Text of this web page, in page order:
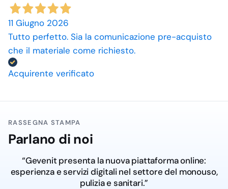
11 Giugno 2026
Tutto perfetto. Sia la comunicazione pre-acquisto
che il materiale come richiesto.
Acquirente verificato
RASSEGNA STAMPA
Parlano di noi
“Gevenit presenta la nuova piattaforma online:
esperienza e servizi digitali nel settore del monouso,
pulizia e sanitari.”